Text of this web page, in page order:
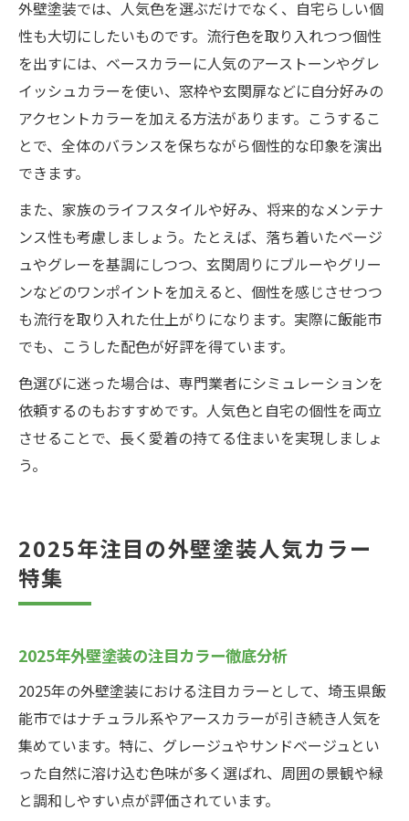
外壁塗装では、人気色を選ぶだけでなく、自宅らしい個
性も大切にしたいものです。流行色を取り入れつつ個性
を出すには、ベースカラーに人気のアーストーンやグレ
イッシュカラーを使い、窓枠や玄関扉などに自分好みの
アクセントカラーを加える方法があります。こうするこ
とで、全体のバランスを保ちながら個性的な印象を演出
できます。
また、家族のライフスタイルや好み、将来的なメンテナ
ンス性も考慮しましょう。たとえば、落ち着いたベージ
ュやグレーを基調にしつつ、玄関周りにブルーやグリー
ンなどのワンポイントを加えると、個性を感じさせつつ
も流行を取り入れた仕上がりになります。実際に飯能市
でも、こうした配色が好評を得ています。
色選びに迷った場合は、専門業者にシミュレーションを
依頼するのもおすすめです。人気色と自宅の個性を両立
させることで、長く愛着の持てる住まいを実現しましょ
う。
2025年注目の外壁塗装人気カラー
特集
2025年外壁塗装の注目カラー徹底分析
2025年の外壁塗装における注目カラーとして、埼玉県飯
能市ではナチュラル系やアースカラーが引き続き人気を
集めています。特に、グレージュやサンドベージュとい
った自然に溶け込む色味が多く選ばれ、周囲の景観や緑
と調和しやすい点が評価されています。